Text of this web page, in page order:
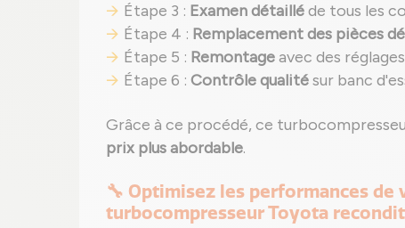
Étape 3 : Examen détailléde tous les
Étape 4 : Remplacement des pièces
Étape 5 : Remontageavec des
Étape 6 : Contrôle qualitésur banc
Grâce à ce procédé, ce
prix plus abordable.
🔧 Optimisez les performances de
turbocompresseur Toyota